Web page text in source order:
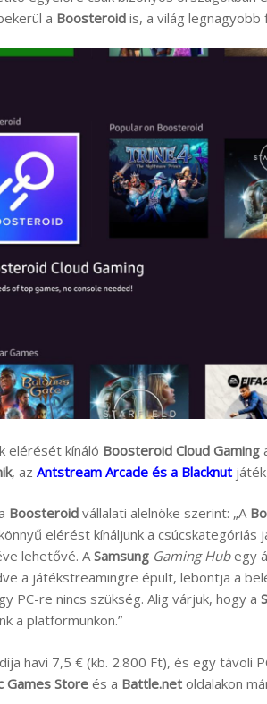
a Boosteroid is, a világ
elérését kínáló Boosteroid Cloud Gaming
, az Antstream Arcade és a Blacknut
Boosteroid vállalati alelnöke szerint: „A
elérést kínáljunk a
lehetővé. ASamsung Gaming Hubegy
a játékstreamingre épült, lebontja a
PC-re nincs szükség. Alig várjuk, hogy a
a platformunkon.”
díja havi 7,5 € (kb. 2.800 Ft), és egy távoli
Games Store és a Battle.net oldalakon